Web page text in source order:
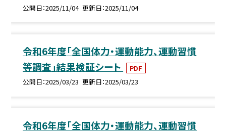
公開日 2025/11/04 更新日 2025/11/04
令和6年度「全国体力・運動能力、運動習慣
等調査」結果検証シート
PDF
公開日 2025/03/23 更新日 2025/03/23
令和6年度「全国体力・運動能力、運動習慣